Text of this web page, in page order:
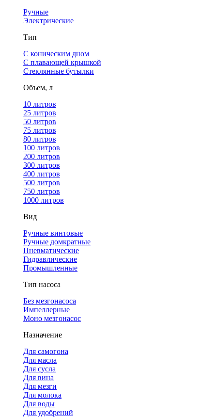
Ручные
Электрические
Тип
С коническим дном
С плавающей крышкой
Стеклянные бутылки
Объем, л
10 литров
25 литров
50 литров
75 литров
80 литров
100 литров
200 литров
300 литров
400 литров
500 литров
750 литров
1000 литров
Вид
Ручные винтовые
Ручные домкратные
Пневматические
Гидравлические
Промышленные
Тип насоса
Без мезгонасоса
Импеллерные
Моно мезгонасос
Назначение
Для самогона
Для масла
Для сусла
Для вина
Для мезги
Для молока
Для воды
Для удобрений